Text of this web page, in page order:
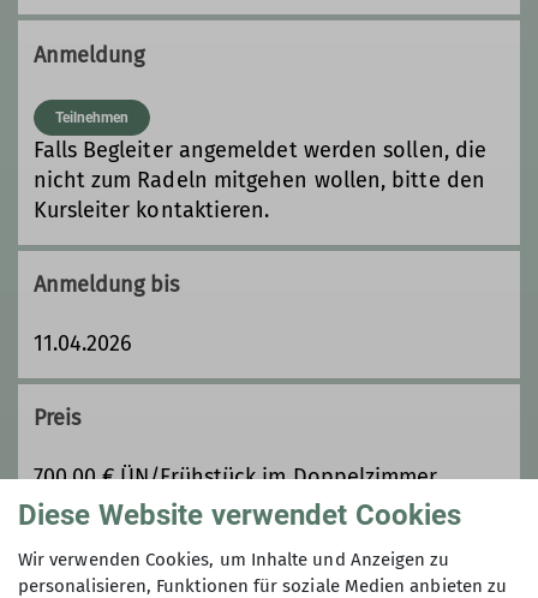
ralf.mauch@dav-landsberg.de
Qualifikationen
Trainer C Mountainbike Fahrtechnik
Anmeldung
Teilnehmen
Falls Begleiter angemeldet werden sollen, die
nicht zum Radeln mitgehen wollen, bitte den
Kursleiter kontaktieren.
Anmeldung bis
11.04.2026
Preis
700,00 € ÜN/Frühstück im Doppelzimmer,
Aufschlag Einzelzimmer 100€
abends
Diese Website verwendet Cookies
Wir verwenden Cookies, um Inhalte und Anzeigen zu
personalisieren, Funktionen für soziale Medien anbieten zu